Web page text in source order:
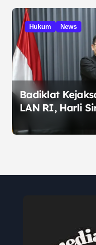
Hukum News
Badiklat
LAN RI, Harli
SDM Penegak